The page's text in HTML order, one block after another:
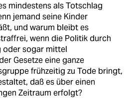
mindestens als Totschlag
jemand seine Kinder
und warum bleibt es
wenn die Politik durch
oder sogar mittel
Gesetze eine ganze
frühzeitig zu Tode bringt,
daß es über einen
Zeitraum erfolgt?